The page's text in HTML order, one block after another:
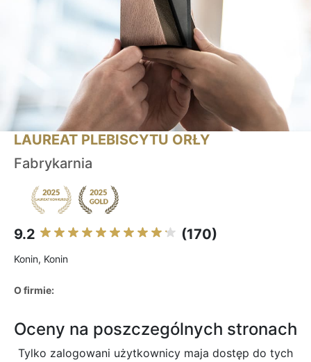
LAUREAT PLEBISCYTU ORŁY
Fabrykarnia
9.2 (170)
Konin, Konin
O firmie:
Oceny na poszczególnych stronach
Tylko zalogowani użytkownicy maja dostęp do tych